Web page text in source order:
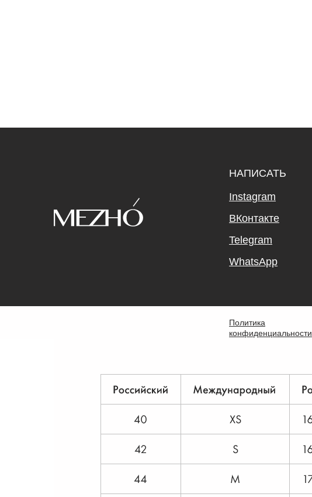
НАПИСАТЬ
Instagram
ВКонтакте
Telegram
WhatsApp
Политика
конфиденциальности